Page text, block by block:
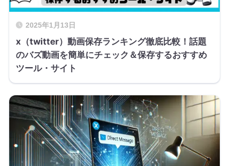
2025年1月13日
x（twitter）動画保存ランキング徹底比較！話題
のバズ動画を簡単にチェック＆保存するおすすめ
ツール・サイト